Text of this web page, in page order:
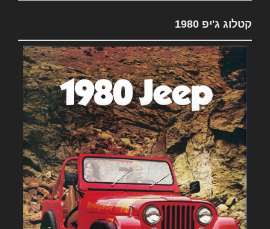
קטלוג ג'יפ 1980